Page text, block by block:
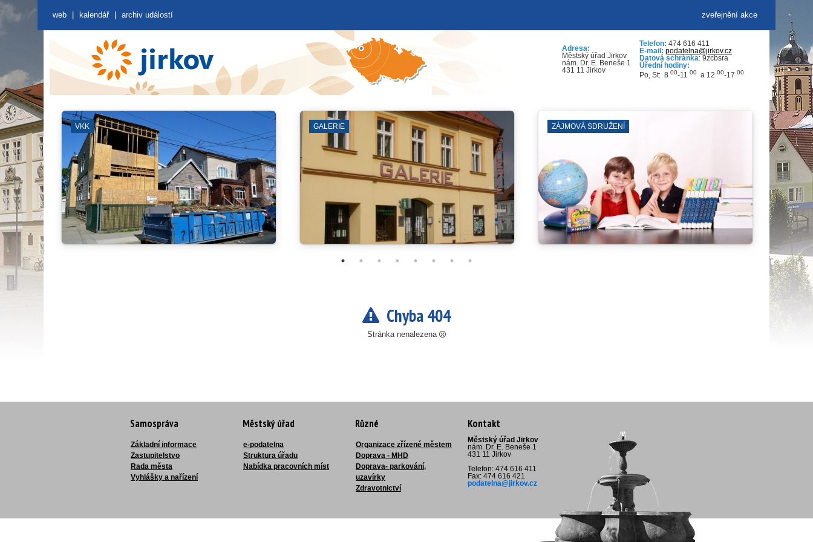
zveřejnění akce
web kalendář archiv událostí
Adresa:
Městský úřad Jirkov
nám. Dr. E. Beneše 1
431 11 Jirkov
Telefon: 474 616 411
E-mail: podatelna@jirkov.cz
Datová schránka: 9zcbsra
Úřední hodiny:
Po, St: 8 00-11 00 a 12 00-17 00
ZÁJMOVÁ SDRUŽENÍ MĚSTSKÁ VĚŽ A SKLEPY
Chyba 404
Stránka nenalezena
Samospráva
Základní informace
Zastupitelstvo
Rada města
Vyhlášky a nařízení
Městský úřad
e-podatelna
Struktura úřadu
Nabídka pracovních míst
Různé
Organizace zřízené městem
Doprava - MHD
Doprava- parkování,
uzavírky
Zdravotnictví
Kontakt
Městský úřad Jirkov
nám. Dr. E. Beneše 1
431 11 Jirkov
Telefon: 474 616 411
Fax: 474 616 421
podatelna@jirkov.cz